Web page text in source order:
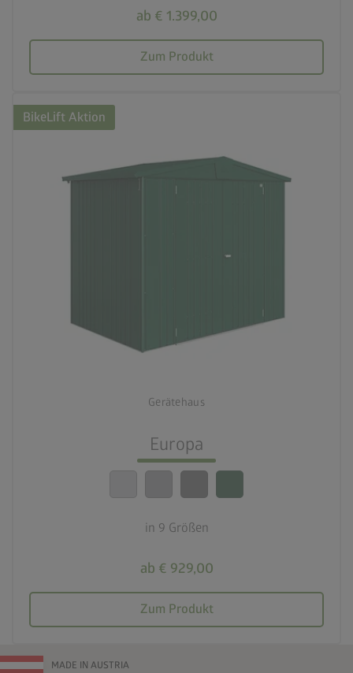
ab € 1.399,00
Zum Produkt
Gerätehaus
Europa
in 9 Größen
ab € 929,00
Zum Produkt
4 Farbvariationen
Beste Sicherheitsstandards
calendar_month
BikeLift Aktion
MADE IN AUSTRIA